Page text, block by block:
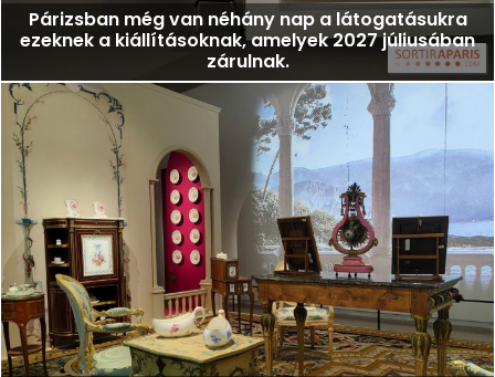
Párizsban még van néhány nap a látogatásukra
ezeknek a kiállításoknak, amelyek 2027 júliusában
zárulnak.